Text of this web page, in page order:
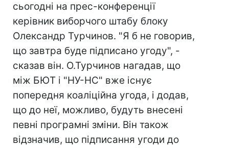
сьогодні на прес-конференції
керівник виборчого штабу блоку
Олександр Турчинов. "Я б не говорив,
що завтра буде підписано угоду", -
сказав він. О.Турчинов нагадав, що
між БЮТ і "НУ-НС" вже існує
попередня коаліційна угода, і додав,
що до неї, можливо, будуть внесені
певні програмні зміни. Він також
відзначив, що підписання угоди до